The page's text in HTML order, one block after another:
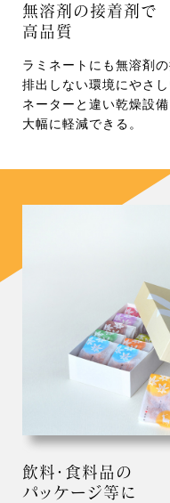
無溶剤の接着剤で
高品質
ラミネートにも無溶剤
排出しない環境にやさ
ネーターと違い乾燥設
大幅に軽減できる。
飲料・食料品の
パッケージ等に